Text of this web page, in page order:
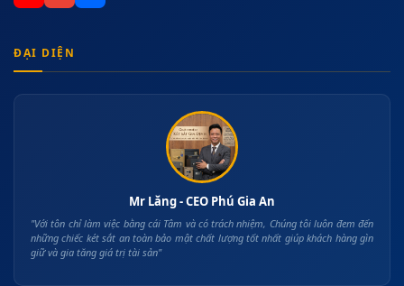
ĐẠI DIỆN
Mr Lăng - CEO Phú Gia An
"Với tôn chỉ làm việc bằng cái Tâm và có trách nhiệm, Chúng tôi luôn đem đến
những chiếc két sắt an toàn bảo mật chất lượng tốt nhất giúp khách hàng gìn
giữ và gia tăng giá trị tài sản"